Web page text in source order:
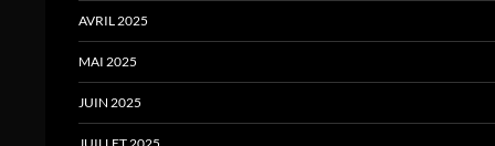
AVRIL 2025
MAI 2025
JUIN 2025